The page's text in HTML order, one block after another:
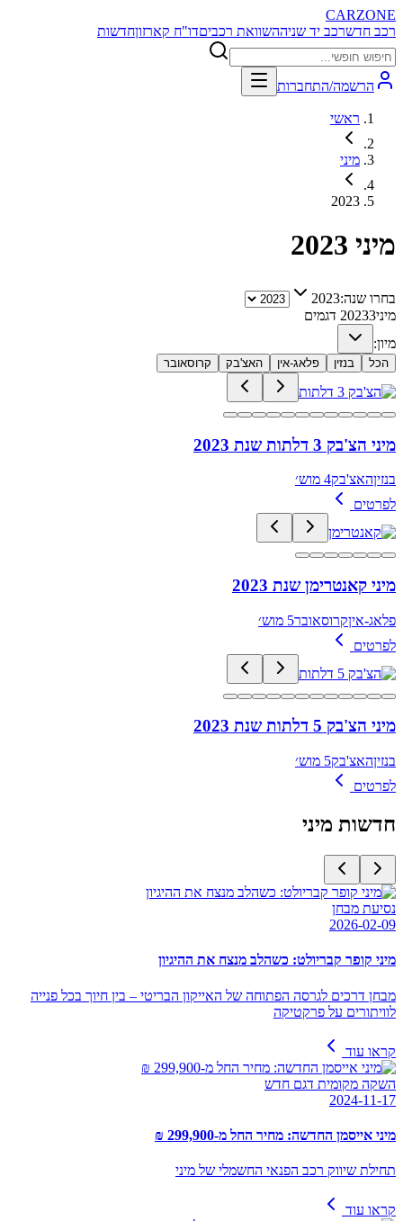
CARZONE
רכב חדשרכב יד שניההשוואת רכביםדו"ח קארזוןחדשות
הרשמה/התחברות
ראשי
מיני
2023
מיני 2023
בחרו שנה:2023
מיני 20233
דגמים
מיון:
הכל בנזין פלאג-אין האצ'בק קרוסאובר
מיני הצ'בק 3 דלתות שנת 2023
בנזיןהאצ'בק4 מוש׳
לפרטים
מיני קאנטרימן שנת 2023
פלאג-איןקרוסאובר5 מוש׳
לפרטים
מיני הצ'בק 5 דלתות שנת 2023
בנזיןהאצ'בק5 מוש׳
לפרטים
חדשות מיני
נסיעת מבחן
2026-02-09
מיני קופר קבריולט: כשהלב מנצח את ההיגיון
מבחן דרכים לגרסה הפתוחה של האייקון הבריטי – בין חיוך בכל פנייה
לוויתורים על פרקטיקה
קראו עוד
השקה מקומית דגם חדש
2024-11-17
מיני אייסמן החדשה: מחיר החל מ-299,900 ₪
תחילת שיווק רכב הפנאי החשמלי של מיני
קראו עוד